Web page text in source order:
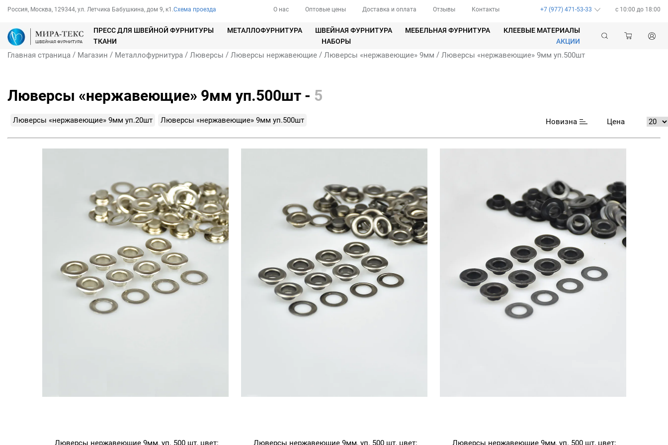
Россия, Москва, 129344, ул. Летчика Бабушкина, дом 9, к1.Схема проезда О нас Оптовые цены Доставка и оплата Отзывы Контакты +7 (977) 471-53-33 c 10:00 до 18:00
ПРЕСС ДЛЯ ШВЕЙНОЙ ФУРНИТУРЫ МЕТАЛЛОФУРНИТУРА ШВЕЙНАЯ ФУРНИТУРА МЕБЕЛЬНАЯ ФУРНИТУРА
КЛЕЕВЫЕ МАТЕРИАЛЫ
ТКАНИ
НАБОРЫ АКЦИИ
Главная страница / Магазин / Металлофурнитура / Люверсы / Люверсы нержавеющие / Люверсы «нержавеющие» 9мм / Люверсы «нержавеющие» 9мм уп.500шт
Люверсы «нержавеющие» 9мм уп.500шт - 5
Люверсы «нержавеющие» 9мм уп.20шт Люверсы «нержавеющие» 9мм уп.500шт Новизна Цена
Люверсы нержавеющие 9мм, уп. 500 шт, цвет:
Люверсы нержавеющие 9мм, уп. 500 шт, цвет:
Люверсы нержавеющие 9мм, уп. 500 шт, цвет: